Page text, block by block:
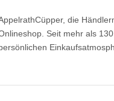
die
Seit mehr als